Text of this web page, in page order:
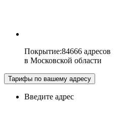
Покрытие:84666 адресов
в Московской области
Тарифы по вашему адресу
Введите адрес